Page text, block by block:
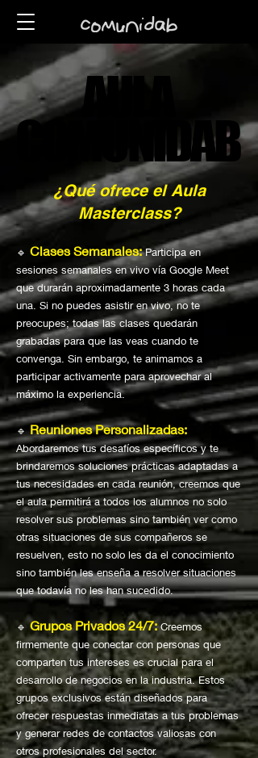
AULA
COMUNIDAB
AULA
COMUNIDAB
¿Qué ofrece el Aula
Masterclass?
🔹 Clases Semanales:Participa en
sesiones semanales en vivo vía Google Meet
que durarán aproximadamente 3 horas cada
una. Si no puedes asistir en vivo, no te
preocupes; todas las clases quedarán
grabadas para que las veas cuando te
convenga. Sin embargo, te animamos a
participar activamente para aprovechar al
máximo la experiencia.
🔹 Reuniones Personalizadas:
Abordaremos tus desafíos específicos y te
brindaremos soluciones prácticas adaptadas a
tus necesidades en cada reunión, creemos que
el aula permitirá a todos los alumnos no solo
resolver sus problemas sino también ver como
otras situaciones de sus compañeros se
resuelven, esto no solo les da el conocimiento
sino también les enseña a resolver situaciones
que todavía no les han sucedido.
🔹Grupos Privados 24/7:Creemos
firmemente que conectar con personas que
comparten tus intereses es crucial para el
desarrollo de negocios en la industria. Estos
grupos exclusivos están diseñados para
ofrecer respuestas inmediatas a tus problemas
y generar redes de contactos valiosas con
otros profesionales del sector.